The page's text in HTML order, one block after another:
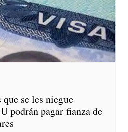
se les niegue
podrán pagar fianza de